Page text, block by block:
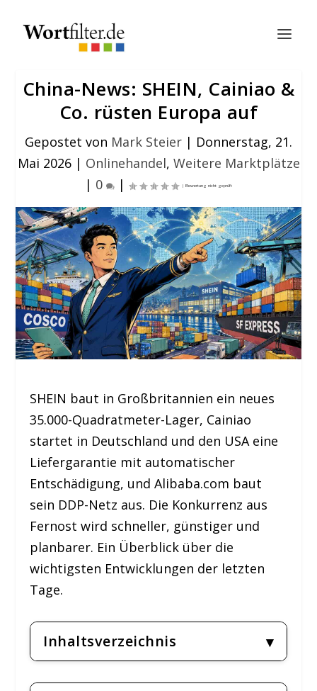
China-News: SHEIN, Cainiao &
Co. rüsten Europa auf
Gepostet von Mark Steier | Donnerstag, 21.
Mai 2026| Onlinehandel, Weitere Marktplätze
| 0 |
SHEIN baut in Großbritannien ein neues
35.000-Quadratmeter-Lager, Cainiao
startet in Deutschland und den USA eine
Liefergarantie mit automatischer
Entschädigung, und Alibaba.com baut
sein DDP-Netz aus. Die Konkurrenz aus
Fernost wird schneller, günstiger und
planbarer. Ein Überblick über die
wichtigsten Entwicklungen der letzten
Tage.
Inhaltsverzeichnis